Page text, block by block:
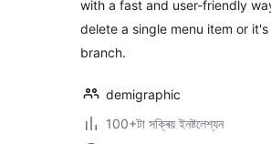
with a fast and user-friendly
delete a single menu item or
branch.
demigraphic
100+টা সক্ৰিয় ইনষ্টলেশ্যন